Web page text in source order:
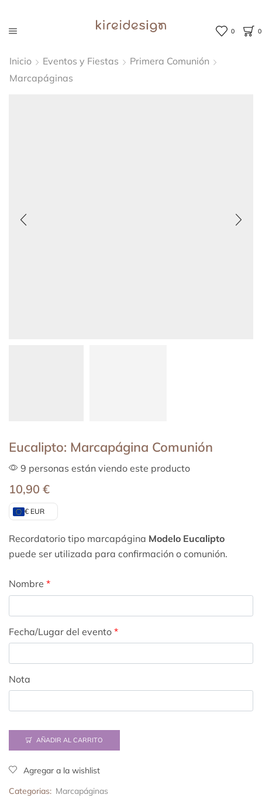
0 0
Inicio Eventos y Fiestas
Primera Comunión
Marcapáginas
Eucalipto: Marcapágina Comunión
9 personas están viendo este producto
10,90 €
€ EUR
Recordatorio tipo marcapágina Modelo Eucalipto
puede ser utilizada para confirmación o comunión.
Nombre *
Fecha/Lugar del evento *
Nota
AÑADIR AL CARRITO
Agregar a la wishlist
Categorias: Marcapáginas